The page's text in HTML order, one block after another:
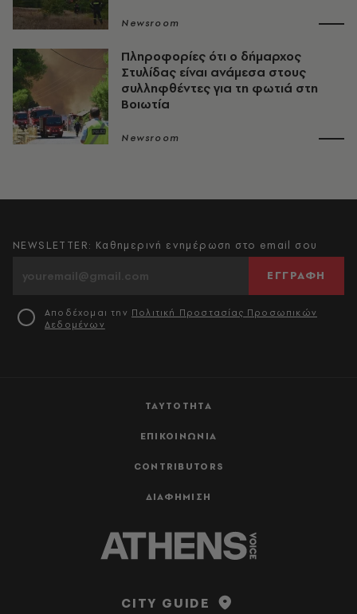
Newsroom
Πληροφορίες ότι ο δήμαρχος
Στυλίδας είναι ανάμεσα στους
συλληφθέντες για τη φωτιά στη
Βοιωτία
Newsroom
ΤΑΥΤΟΤΗΤΑ
ΕΠΙΚΟΙΝΩΝΙΑ
CONTRIBUTORS
ΔΙΑΦΗΜΙΣΗ
NEWSLETTER: Καθημερινή ενημέρωση στο email σου
ΕΓΓΡΑΦΗ
Αποδέχομαι την Πολιτική Προστασίας Προσωπικών
Δεδομένων
CITY GUIDE